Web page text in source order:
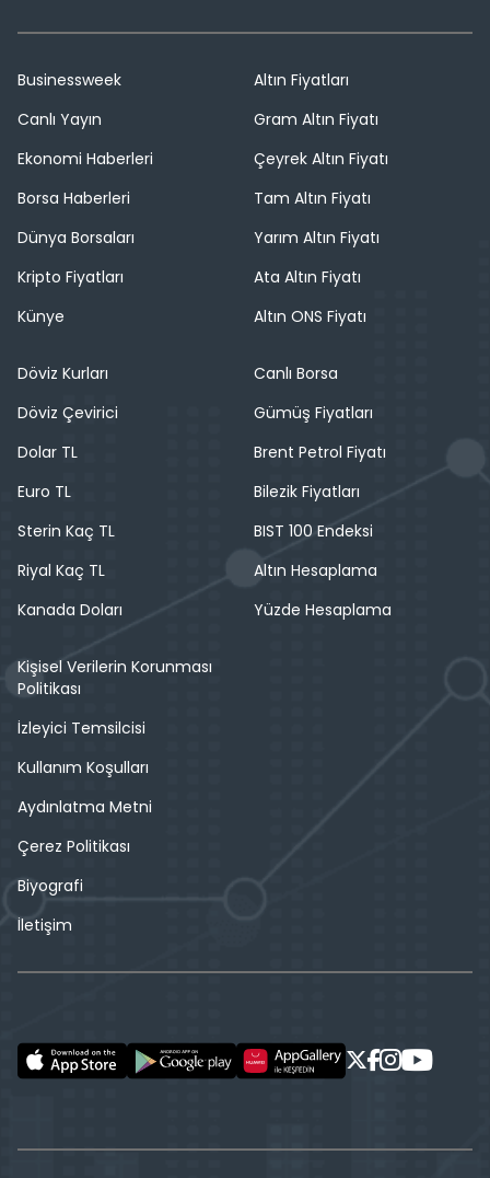
Businessweek
Canlı Yayın
Ekonomi Haberleri
Borsa Haberleri
Dünya Borsaları
Kripto Fiyatları
Künye
Altın Fiyatları
Gram Altın Fiyatı
Çeyrek Altın Fiyatı
Tam Altın Fiyatı
Yarım Altın Fiyatı
Ata Altın Fiyatı
Altın ONS Fiyatı
Döviz Kurları
Döviz Çevirici
Dolar TL
Euro TL
Sterin Kaç TL
Riyal Kaç TL
Kanada Doları
Canlı Borsa
Gümüş Fiyatları
Brent Petrol Fiyatı
Bilezik Fiyatları
BIST 100 Endeksi
Altın Hesaplama
Yüzde Hesaplama
Kişisel Verilerin Korunması
Politikası
İzleyici Temsilcisi
Kullanım Koşulları
Aydınlatma Metni
Çerez Politikası
Biyografi
İletişim